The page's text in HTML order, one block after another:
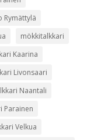
Rymättylä
mökkitalkkari
Kaarina
Livonsaari
Naantali
Parainen
Velkua